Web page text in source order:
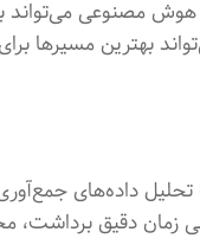
مصنوعی می‌تواند
بهترین مسیرها
داده‌های
دقیق برداشت،